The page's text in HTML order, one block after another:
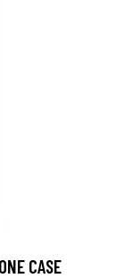
CASE